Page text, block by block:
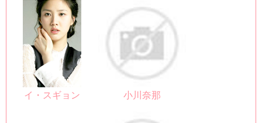
イ・スギョン 小川奈那